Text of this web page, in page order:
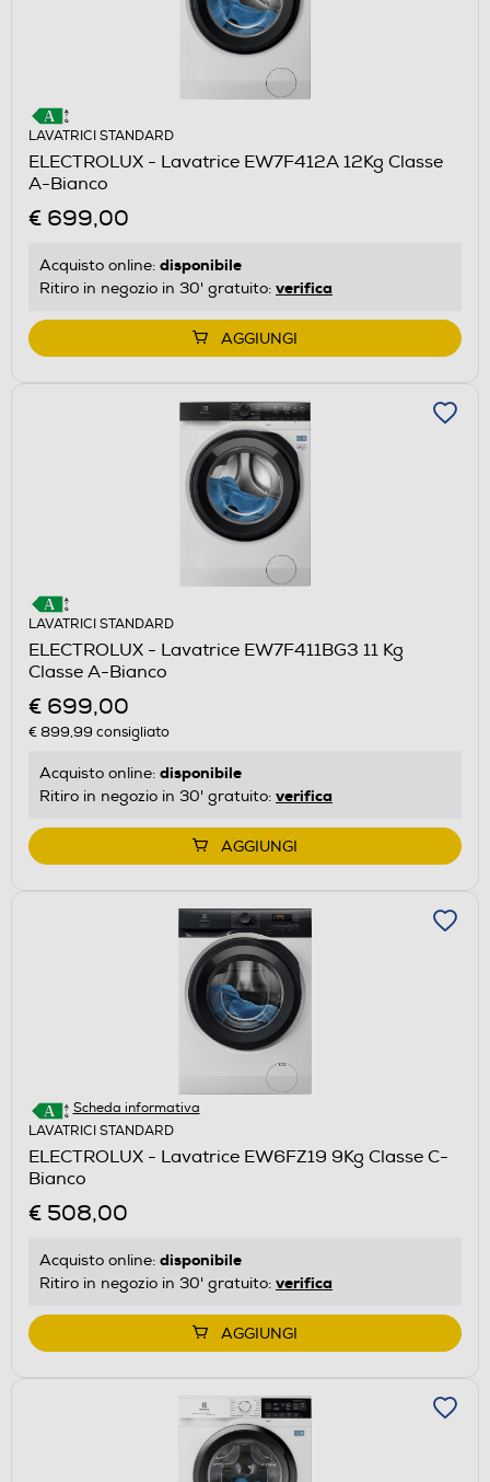
LAVATRICI STANDARD
ELECTROLUX - Lavatrice EW7F412A 12Kg Classe
A-Bianco
€ 699,00
Acquisto online: disponibile
Ritiro in negozio in 30' gratuito: verifica
AGGIUNGI
LAVATRICI STANDARD
ELECTROLUX - Lavatrice EW7F411BG3 11 Kg
Classe A-Bianco
€ 699,00
€ 899,99 consigliato
Acquisto online: disponibile
Ritiro in negozio in 30' gratuito: verifica
AGGIUNGI
Scheda informativa
LAVATRICI STANDARD
ELECTROLUX - Lavatrice EW6FZ19 9Kg Classe C-
Bianco
€ 508,00
Acquisto online: disponibile
Ritiro in negozio in 30' gratuito: verifica
AGGIUNGI